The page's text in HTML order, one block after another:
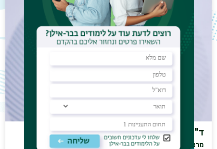
ד"ר גולדפרד קרן
מרצה בכירה וראש מרכז ''גשר אקדמיה-תעסוקה''